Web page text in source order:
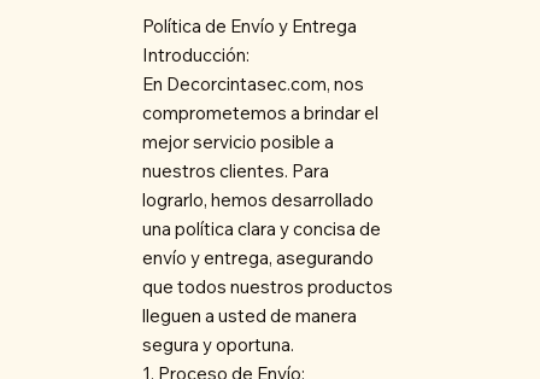
Política de Envío y Entrega
Introducción:
En Decorcintasec.com, nos
comprometemos a brindar el
mejor servicio posible a
nuestros clientes. Para
lograrlo, hemos desarrollado
una política clara y concisa de
envío y entrega, asegurando
que todos nuestros productos
lleguen a usted de manera
segura y oportuna.
1. Proceso de Envío: